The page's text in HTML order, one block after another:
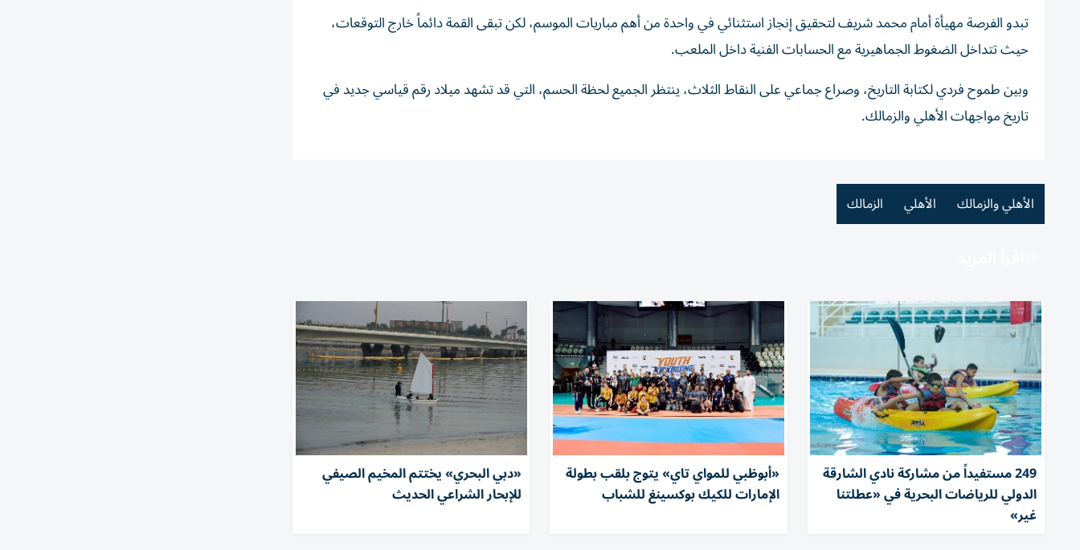
تبدو الفرصة مهيأة أمام محمد شريف لتحقيق إنجاز استثنائي في واحدة من أهم مباريات الموسم، لكن تبقى القمة دائماً خارج التوقعات،
حيث تتداخل الضغوط الجماهيرية مع الحسابات الفنية داخل الملعب.
وبين طموح فردي لكتابة التاريخ، وصراع جماعي على النقاط الثلاث، ينتظر الجميع لحظة الحسم، التي قد تشهد ميلاد رقم قياسي جديد في
تاريخ مواجهات الأهلي والزمالك.
الأهلي والزمالك الأهلي الزمالك
249 مستفيداً من مشاركة نادي الشارقة
الدولي للرياضات البحرية في «عطلتنا
غير»
«أبوظبي للمواي تاي» يتوج بلقب بطولة
الإمارات للكيك بوكسينغ للشباب
«دبي البحري» يختتم المخيم الصيفي
للإبحار الشراعي الحديث